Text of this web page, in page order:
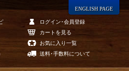
ログイン･会員登録
カートを見る
お気に入り一覧
送料･手数料について
ENGLISH PAGE